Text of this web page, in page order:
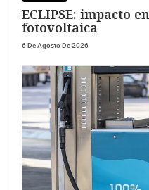
ECLIPSE: impacto
fotovoltaica
6 De Agosto De 2026